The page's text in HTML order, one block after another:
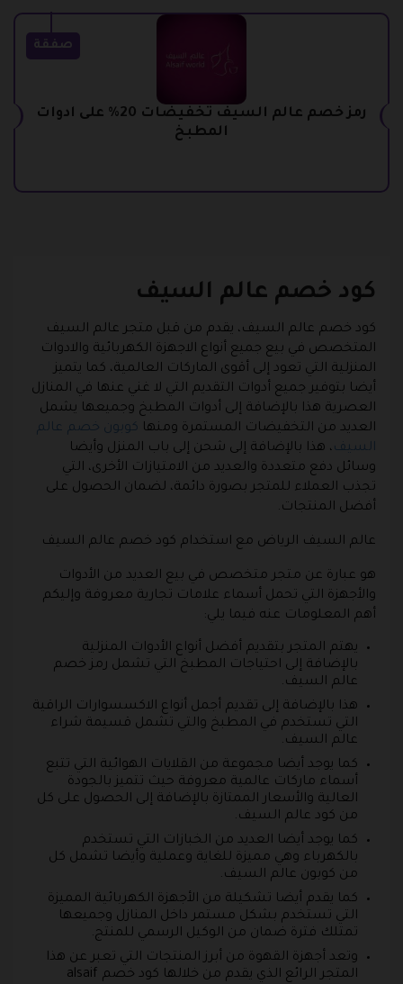
صفقة
رمز خصم عالم السيف تخفيضات 20% على ادوات
المطبخ
كود خصم عالم السيف
كود خصم عالم السيف، يقدم من قبل متجر عالم السيف
المتخصص في بيع جميع أنواع الاجهزة الكهربائية والادوات
المنزلية التي تعود إلى أقوى الماركات العالمية، كما يتميز
أيضا بتوفير جميع أدوات التقديم التي لا غني عنها في المنازل
العصرية هذا بالإضافة إلى أدوات المطبخ وجميعها يشمل
العديد من التخفيضات المستمرة ومنها كوبون خصم عالم
السيف، هذا بالإضافة إلى شحن إلى باب المنزل وأيضا
وسائل دفع متعددة والعديد من الامتيازات الأخرى، التي
تجذب العملاء للمتجر بصورة دائمة، لضمان الحصول على
أفضل المنتجات.
عالم السيف الرياض مع استخدام كود خصم عالم السيف
هو عبارة عن متجر متخصص في بيع العديد من الأدوات
والأجهزة التي تحمل أسماء علامات تجارية معروفة وإليكم
أهم المعلومات عنه فيما يلي:
يهتم المتجر بتقديم أفضل أنواع الأدوات المنزلية
بالإضافة إلى احتياجات المطبخ التي تشمل رمز خصم
عالم السيف.
هذا بالإضافة إلى تقديم أجمل أنواع الاكسسوارات الراقية
التي تستخدم في المطبخ والتي تشمل قسيمة شراء
عالم السيف.
كما يوجد أيضا مجموعة من القلايات الهوائية التي تتبع
أسماء ماركات عالمية معروفة حيث تتميز بالجودة
العالية والأسعار الممتازة بالإضافة إلى الحصول على كل
من كود عالم السيف.
كما يوجد أيضا العديد من الخبازات التي تستخدم
بالكهرباء وهي مميزة للغاية وعملية وأيضا تشمل كل
من كوبون عالم السيف.
كما يقدم أيضا تشكيلة من الأجهزة الكهربائية المميزة
التي تستخدم بشكل مستمر داخل المنازل وجميعها
تمتلك فترة ضمان من الوكيل الرسمي للمنتج.
وتعد أجهزة القهوة من أبرز المنتجات التي تعبر عن هذا
المتجر الرائع الذي يقدم من خلالها كود خصم alsaif